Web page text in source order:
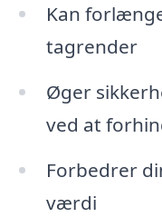
Kan
tagrender
Øger
ved at
Forbedrer
værdi